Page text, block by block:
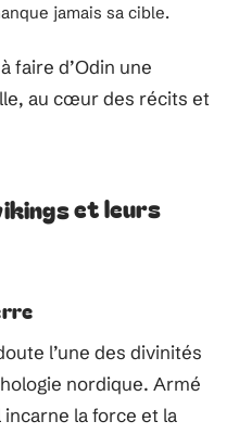
jamais sa cible.
faire d’Odin une
au cœur des récits et
et leurs
l’une des divinités
nordique. Armé
incarne la force et la